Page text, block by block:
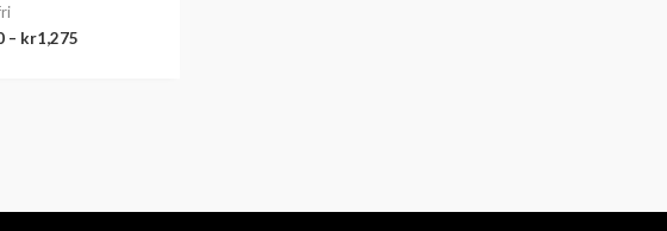
– kr1,275